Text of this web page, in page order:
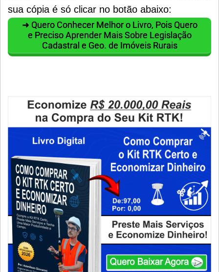
sua cópia é só clicar no botão abaixo:
➜ Quero Conhecer Melhor o Livro, Pois Quero
e Preciso Aprender Mais Sobre Legislação
Cadastral e Geo. de Imóveis Rurais